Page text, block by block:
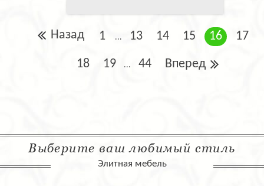
Назад 1 ... 13 14 15 16 17
18 19 ... 44 Вперед
Выберите ваш любимый стиль
Элитная мебель